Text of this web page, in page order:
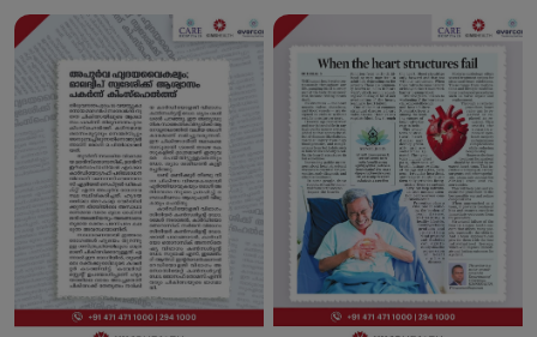
advanced healthcare
beyond India’s metros
advanced healthcare
beyond India’s metros